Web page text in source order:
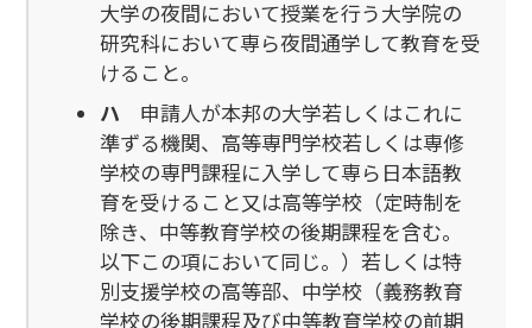
大学の夜間において授業を行う大学院の
研究科において専ら夜間通学して教育を受
けること。
ハ 申請人が本邦の大学若しくはこれに
準ずる機関、高等専門学校若しくは専修
学校の専門課程に入学して専ら日本語教
育を受けること又は高等学校（定時制を
除き、中等教育学校の後期課程を含む。
以下この項において同じ。）若しくは特
別支援学校の高等部、中学校（義務教育
学校の後期課程及び中等教育学校の前期